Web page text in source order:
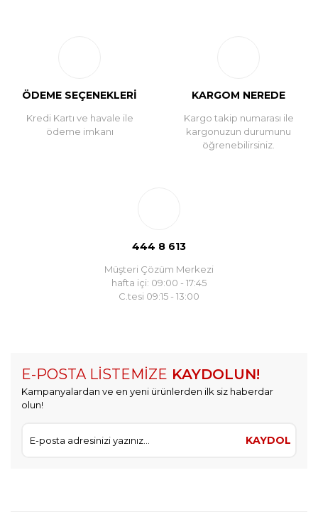
ÖDEME SEÇENEKLERİ
Kredi Kartı ve havale ile
ödeme imkanı
KARGOM NEREDE
Kargo takip numarası ile
kargonuzun durumunu
öğrenebilirsiniz.
444 8 613
Müşteri Çözüm Merkezi
hafta içi: 09:00 - 17:45
C.tesi 09:15 - 13:00
E-POSTA LİSTEMİZE KAYDOLUN!
Kampanyalardan ve en yeni ürünlerden ilk siz haberdar
olun!
KAYDOL